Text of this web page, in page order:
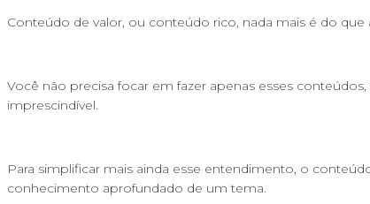
Conteúdo de valor, ou conteúdo rico, nada mais é do
Você não precisa focar em fazer apenas esses
imprescindível.
Para simplificar mais ainda esse entendimento, o
conhecimento aprofundado de um tema.